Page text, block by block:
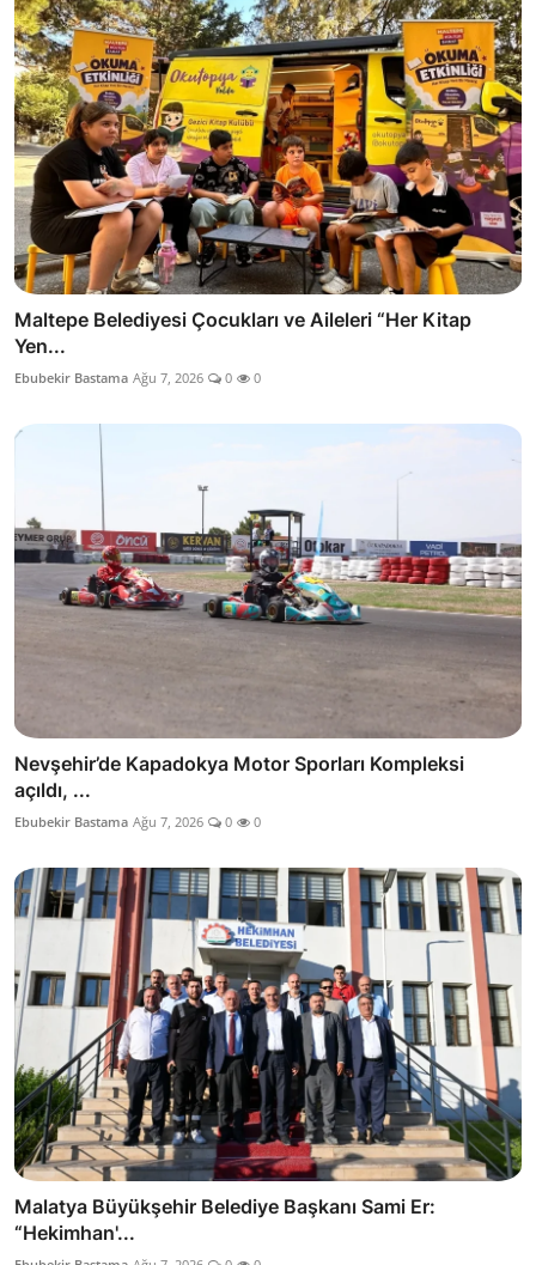
Maltepe Belediyesi Çocukları ve Aileleri “Her Kitap
Yen...
Ebubekir Bastama Ağu 7, 2026 0 0
Nevşehir’de Kapadokya Motor Sporları Kompleksi
açıldı, ...
Ebubekir Bastama Ağu 7, 2026 0 0
Malatya Büyükşehir Belediye Başkanı Sami Er:
“Hekimhan'...